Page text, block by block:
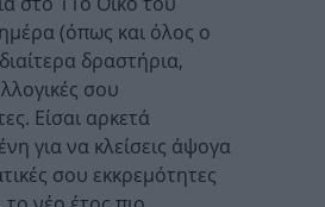
(όπως και όλος ο
δραστήρια,
σου
Είσαι αρκετά
για να κλείσεις άψογα
σου εκκρεμότητες